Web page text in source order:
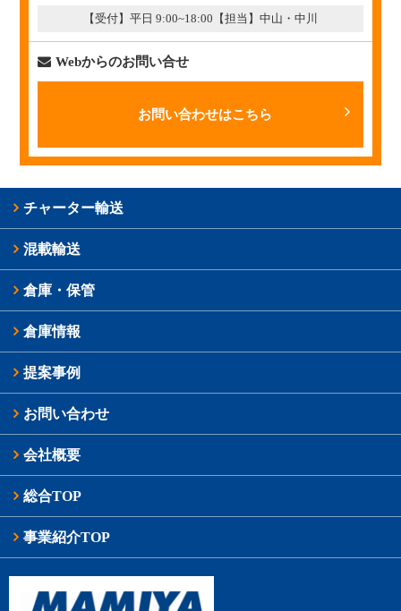
【受付】平日 9:00~18:00 【担当】中山・中川
Webからのお問い合せ
お問い合わせはこちら
チャーター輸送
混載輸送
倉庫・保管
倉庫情報
提案事例
お問い合わせ
会社概要
総合TOP
事業紹介TOP